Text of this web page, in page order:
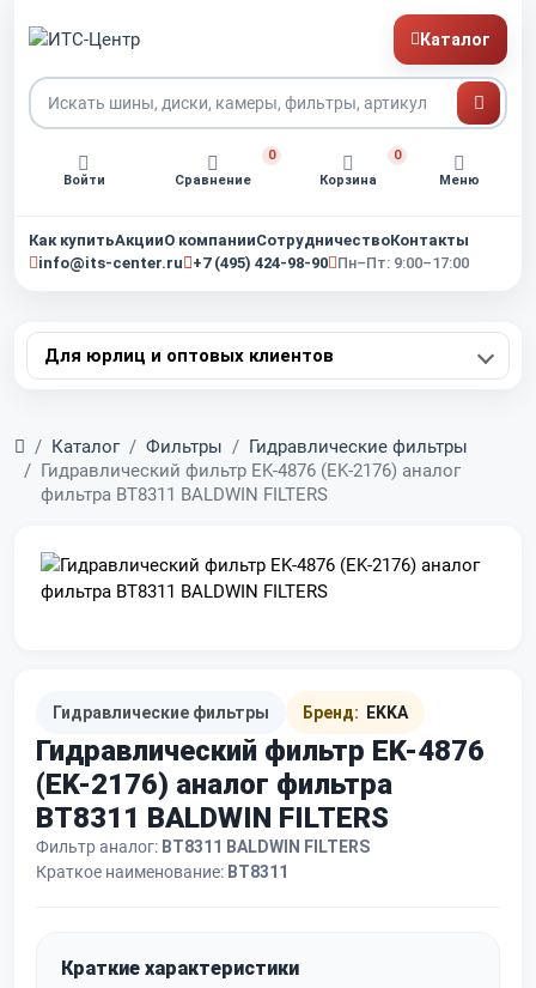
Каталог
Войти Сравнение
0
Корзина
0
Меню
Как купитьАкцииО компанииСотрудничествоКонтакты
info@its-center.ru
+7 (495) 424-98-90 Пн–Пт: 9:00–17:00
Для юрлиц и оптовых клиентов
Главная
Каталог Фильтры
Гидравлические фильтры
Гидравлический фильтр EK-4876 (EK-2176) аналог
фильтра BT8311 BALDWIN FILTERS
Гидравлические фильтры Бренд: EKKA
Гидравлический фильтр EK-4876
(EK-2176) аналог фильтра
BT8311 BALDWIN FILTERS
Фильтр аналог: BT8311 BALDWIN FILTERS
Краткое наименование: BT8311
Краткие характеристики